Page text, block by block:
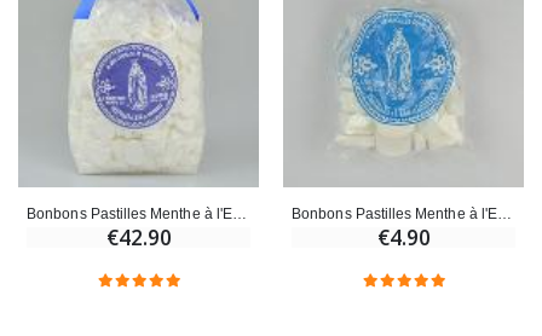
Bonbons Pastilles Menthe à l'Eau de Lourdes - 1kg
€42.90
Bonbons Pastilles Menthe à l'Eau de Lourdes - 80g
€4.90